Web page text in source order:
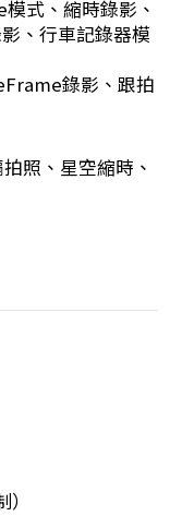
式、縮時錄影、
、行車記錄器模
錄影、跟拍
照、星空縮時、